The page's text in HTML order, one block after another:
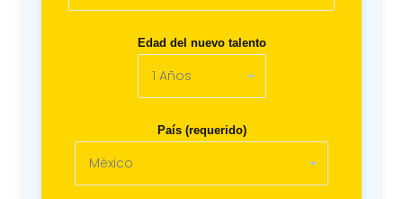
Edad del nuevo talento
País (requerido)